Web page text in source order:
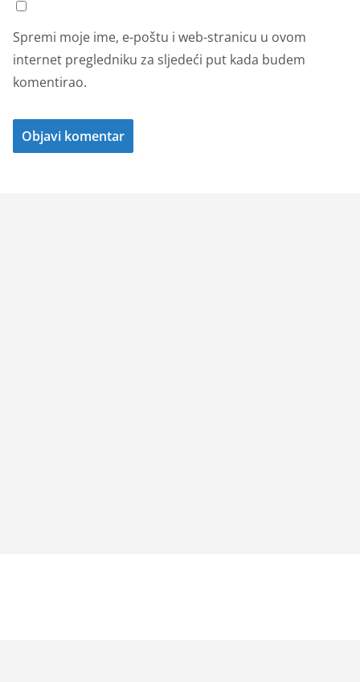
Spremi moje ime, e-poštu i web-stranicu u ovom
internet pregledniku za sljedeći put kada budem
komentirao.